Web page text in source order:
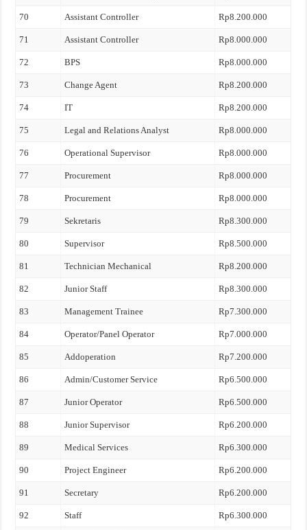
70 Assistant Controller Rp8.200.000
71 Assistant Controller Rp8.000.000
72 BPS Rp8.000.000
73 Change Agent Rp8.200.000
74 IT Rp8.200.000
75 Legal and Relations Analyst Rp8.000.000
76 Operational Supervisor Rp8.000.000
77 Procurement Rp8.000.000
78 Procurement Rp8.000.000
79 Sekretaris Rp8.300.000
80 Supervisor Rp8.500.000
81 Technician Mechanical Rp8.200.000
82 Junior Staff Rp8.300.000
83 Management Trainee Rp7.300.000
84 Operator/Panel Operator Rp7.000.000
85 Addoperation Rp7.200.000
86 Admin/Customer Service Rp6.500.000
87 Junior Operator Rp6.500.000
88 Junior Supervisor Rp6.200.000
89 Medical Services Rp6.300.000
90 Project Engineer Rp6.200.000
91 Secretary Rp6.200.000
92 Staff Rp6.300.000